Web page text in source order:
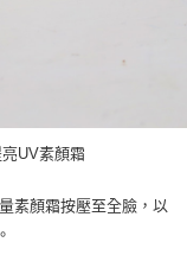
UV素顏霜
素顏霜按壓至全臉，以